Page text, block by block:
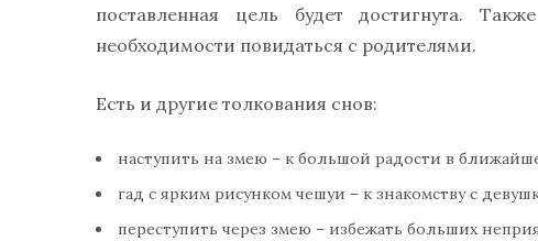
поставленная цель будет достигнута.
необходимости повидаться с родителями.
Есть и другие толкования снов:
наступить на змею – к большой радости в
гад с ярким рисунком чешуи – к знакомству с
переступить через змею – избежать больших